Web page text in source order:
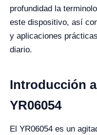
profundidad la
este dispositivo, así
y aplicaciones
diario.
Introducción
YR06054
El YR06054 es un